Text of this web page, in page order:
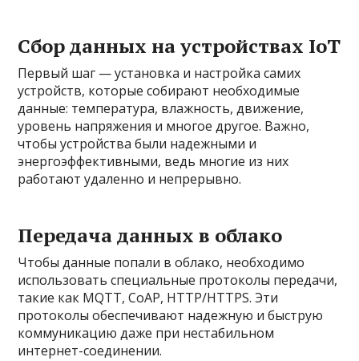
Сбор данных на устройствах IoT
Первый шаг — установка и настройка самих
устройств, которые собирают необходимые
данные: температура, влажность, движение,
уровень напряжения и многое другое. Важно,
чтобы устройства были надежными и
энергоэффективными, ведь многие из них
работают удаленно и непрерывно.
Передача данных в облако
Чтобы данные попали в облако, необходимо
использовать специальные протоколы передачи,
такие как MQTT, CoAP, HTTP/HTTPS. Эти
протоколы обеспечивают надежную и быструю
коммуникацию даже при нестабильном
интернет-соединении.